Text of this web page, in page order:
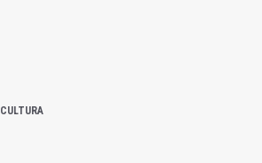
CULTURA